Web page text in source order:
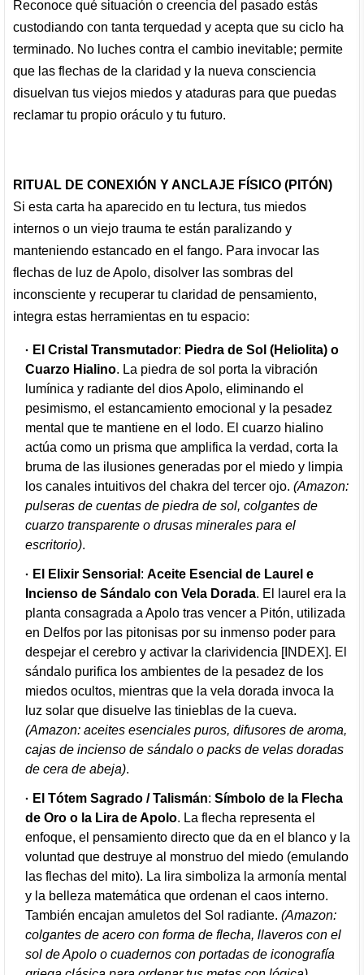
Reconoce qué situación o creencia del pasado estás
custodiando con tanta terquedad y acepta que su ciclo ha
terminado. No luches contra el cambio inevitable; permite
que las flechas de la claridad y la nueva consciencia
disuelvan tus viejos miedos y ataduras para que puedas
reclamar tu propio oráculo y tu futuro.
RITUAL DE CONEXIÓN Y ANCLAJE FÍSICO (PITÓN)
Si esta carta ha aparecido en tu lectura, tus miedos
internos o un viejo trauma te están paralizando y
manteniendo estancado en el fango. Para invocar las
flechas de luz de Apolo, disolver las sombras del
inconsciente y recuperar tu claridad de pensamiento,
integra estas herramientas en tu espacio:
El Cristal Transmutador: Piedra de Sol (Heliolita) o
Cuarzo Hialino. La piedra de sol porta la vibración
lumínica y radiante del dios Apolo, eliminando el
pesimismo, el estancamiento emocional y la pesadez
mental que te mantiene en el lodo. El cuarzo hialino
actúa como un prisma que amplifica la verdad, corta la
bruma de las ilusiones generadas por el miedo y limpia
los canales intuitivos del chakra del tercer ojo. (Amazon:
pulseras de cuentas de piedra de sol, colgantes de
cuarzo transparente o drusas minerales para el
escritorio).
El Elixir Sensorial : Aceite Esencial de Laurel e
Incienso de Sándalo con Vela Dorada. El laurel era la
planta consagrada a Apolo tras vencer a Pitón, utilizada
en Delfos por las pitonisas por su inmenso poder para
despejar el cerebro y activar la clarividencia [INDEX]. El
sándalo purifica los ambientes de la pesadez de los
miedos ocultos, mientras que la vela dorada invoca la
luz solar que disuelve las tinieblas de la cueva.
(Amazon: aceites esenciales puros, difusores de aroma,
cajas de incienso de sándalo o packs de velas doradas
de cera de abeja).
El Tótem Sagrado / Talismán: Símbolo de la Flecha
de Oro o la Lira de Apolo. La flecha representa el
enfoque, el pensamiento directo que da en el blanco y la
voluntad que destruye al monstruo del miedo (emulando
las flechas del mito). La lira simboliza la armonía mental
y la belleza matemática que ordenan el caos interno.
También encajan amuletos del Sol radiante. (Amazon:
colgantes de acero con forma de flecha, llaveros con el
sol de Apolo o cuadernos con portadas de iconografía